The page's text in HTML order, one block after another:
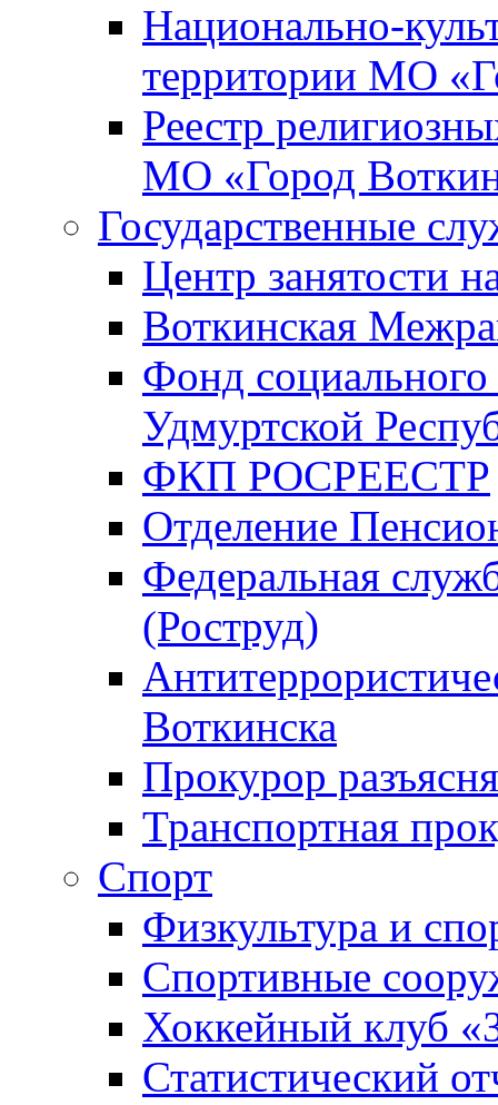
Национально-
территории МО
Реестр
МО «Город
Государственные
Центр занятости
Воткинская
Фонд
Удмуртской
ФКП РОСРЕЕСТР
Отделение
Федеральная
(Роструд)
Воткинска
Прокурор
Транспортная
Спорт
Физкультура и
Спортивные
Хоккейный клуб
Статистический